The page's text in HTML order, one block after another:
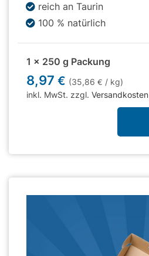
reich an Taurin
100 % natürlich
1 x 250 g Packung
8,97 € (35,86 € / kg)
inkl. MwSt. zzgl. Versandkosten